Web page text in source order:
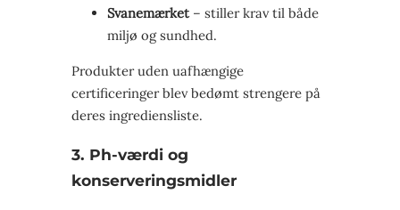
Svanemærket– stiller krav til både
miljø og sundhed.
Produkter uden uafhængige
certificeringer blev bedømt strengere på
deres ingrediensliste.
3. Ph-værdi og
konserveringsmidler